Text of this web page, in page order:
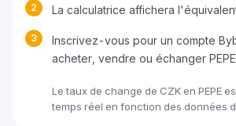
2 La calculatrice affichera
3
Inscrivez-vous pour un compte
acheter, vendre ou échanger PEPE
Le taux de change de CZK en PEPE
temps réel en fonction des données